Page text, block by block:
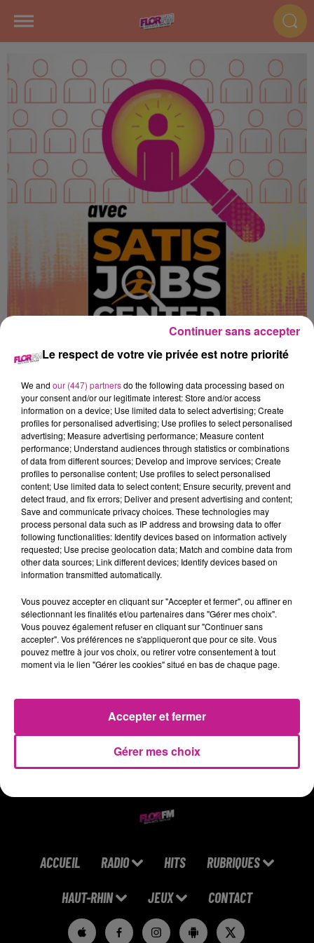
AGENT DE PRODUCTION F/H
(H/F)
TURCKHEIM
Grande cave à vin, productrice depuis plus de 50ans.Nous
recherchons pour un de nos clients des opérateurs /
opératrices disponibles en journée.
Vos missions seront le conditionnement, la mise en place de
collerettes et de cônes sur des bouteilles.
Manutention. Manutention - Mise en place de collerettes et
cônes - Conditionnement - Filmage
Vos avantages Synergie:
CSE Synergie,
Prime Participation + CET à 6%,
Aides et Services (Mutuelle - Logement - Garde d'enfants...)
https://candidat.pole-
emploi.fr/offres/recherche/detail/164HDHC
ACCUEIL RADIO HITS RUBRIQUES
HAUT-RHIN JEUX CONTACT
Le respect de votre vie privée est notre priorité
We and our (447) partnersdo the following data processing based on
your consent and/or our legitimate interest: Store and/or access
information on a device; Use limited data to select advertising; Create
profiles for personalised advertising; Use profiles to select personalised
advertising; Measure advertising performance; Measure content
performance; Understand audiences through statistics or combinations
of data from different sources; Develop and improve services; Create
profiles to personalise content; Use profiles to select personalised
content; Use limited data to select content; Ensure security, prevent and
detect fraud, and fix errors; Deliver and present advertising and content;
Save and communicate privacy choices. These technologies may
process personal data such as IP address and browsing data to offer
following functionalities: Identify devices based on information actively
requested; Use precise geolocation data; Match and combine data from
other data sources; Link different devices; Identify devices based on
information transmitted automatically.
Vous pouvez accepter en cliquant sur "Accepter et fermer", ou affiner en
sélectionnant les finalités et/ou partenaires dans "Gérer mes choix".
Vous pouvez également refuser en cliquant sur "Continuer sans
accepter". Vos préférences ne s'appliqueront que pour ce site. Vous
pouvez mettre à jour vos choix, ou retirer votre consentement à tout
moment via le lien "Gérer les cookies" situé en bas de chaque page.
Gérer mes choix
Accepter et fermer
Continuer sans accepter